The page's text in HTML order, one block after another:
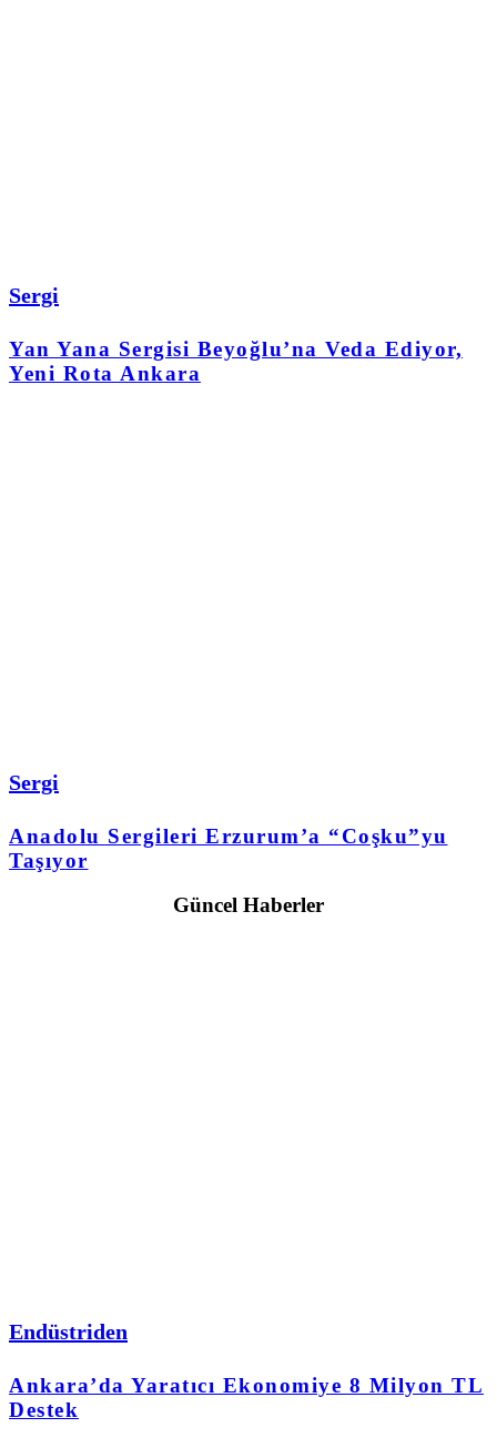
Sergi
Yan Yana Sergisi Beyoğlu’na Veda Ediyor,
Yeni Rota Ankara
Sergi
Anadolu Sergileri Erzurum’a “Coşku”yu
Taşıyor
Güncel Haberler
Endüstriden
Ankara’da Yaratıcı Ekonomiye 8 Milyon TL
Destek